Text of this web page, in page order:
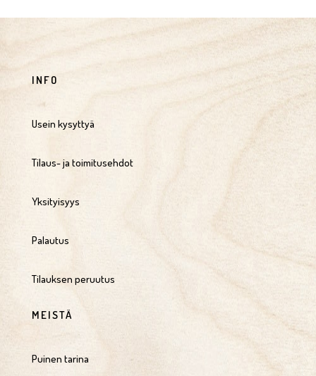
INFO
Usein kysyttyä
Tilaus- ja toimitusehdot
Yksityisyys
Palautus
Tilauksen peruutus
MEISTÄ
Puinen tarina